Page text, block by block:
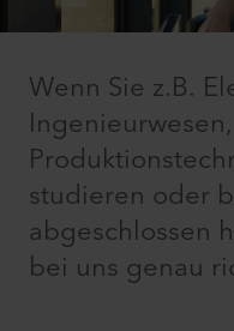
Wenn Sie z.B.
studieren oder
abgeschlossen
bei uns genau